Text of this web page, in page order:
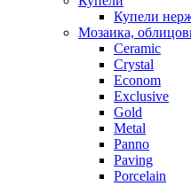
Купели
Мозаика,
Ceramic
Crystal
Econom
Exclusive
Gold
Metal
Panno
Paving
Porcelain